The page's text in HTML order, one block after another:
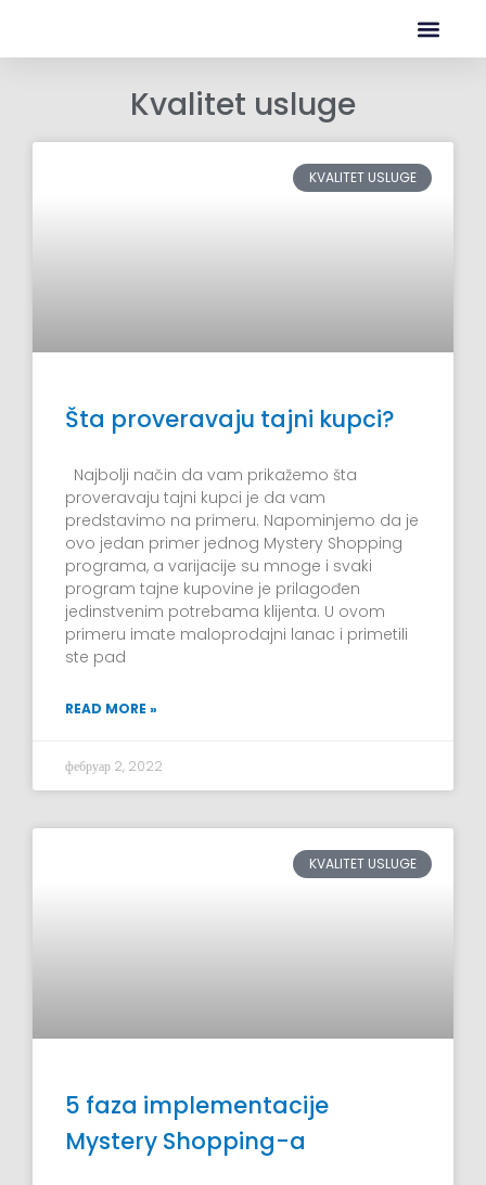
Kvalitet usluge
KVALITET USLUGE
Šta proveravaju tajni kupci?
Najbolji način da vam prikažemo šta
proveravaju tajni kupci je da vam
predstavimo na primeru. Napominjemo da je
ovo jedan primer jednog Mystery Shopping
programa, a varijacije su mnoge i svaki
program tajne kupovine je prilagođen
jedinstvenim potrebama klijenta. U ovom
primeru imate maloprodajni lanac i primetili
ste pad
READ MORE »
фебруар 2, 2022
KVALITET USLUGE
5 faza implementacije
Mystery Shopping-a